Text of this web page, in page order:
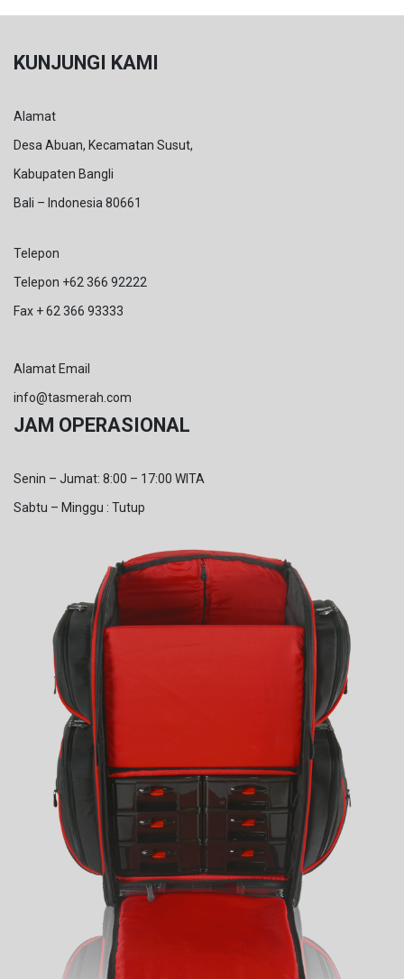
KUNJUNGI KAMI
Alamat
Desa Abuan, Kecamatan Susut,
Kabupaten Bangli
Bali – Indonesia 80661
Telepon
Telepon +62 366 92222
Fax + 62 366 93333
Alamat Email
info@tasmerah.com
JAM OPERASIONAL
Senin – Jumat: 8:00 – 17:00 WITA
Sabtu – Minggu : Tutup